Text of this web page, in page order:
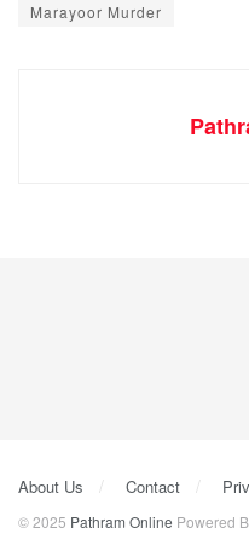
Marayoor Murder
About Us Contact
© 2025 Pathram Online Powered